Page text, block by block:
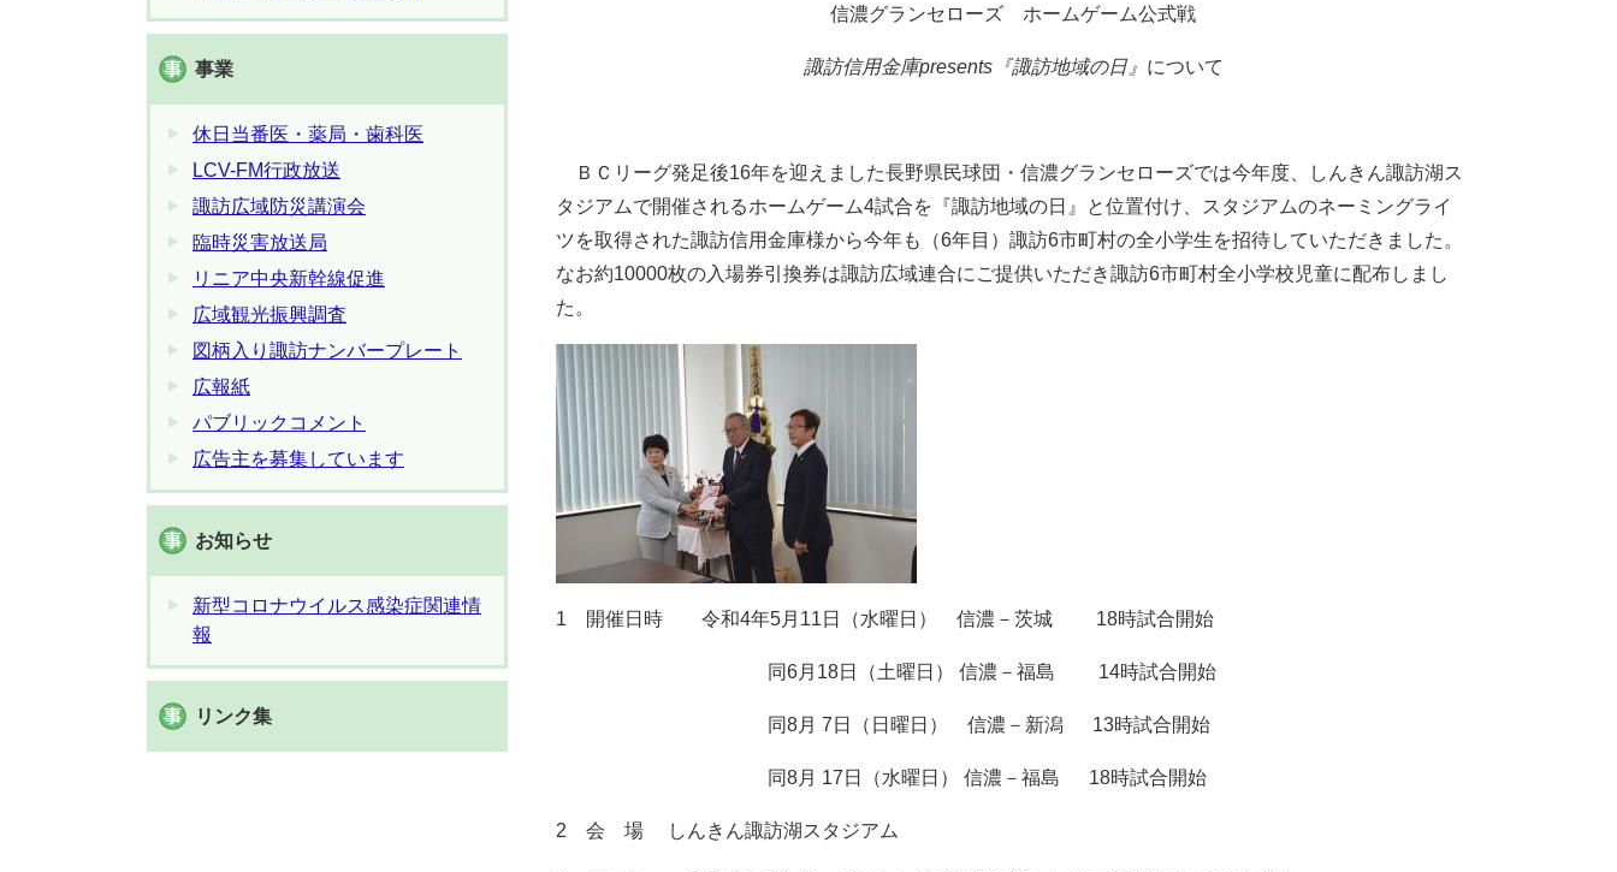
信濃グランセローズ ホームゲーム公式戦
諏訪信用金庫presents『諏訪地域の日』 について
ＢＣリーグ発足後16年を迎えました長野県民球団・信濃グランセローズでは今年度、しんきん諏訪湖ス
タジアムで開催されるホームゲーム4試合を『諏訪地域の日』と位置付け、スタジアムのネーミングライ
ツを取得された諏訪信用金庫様から今年も（6年目）諏訪6市町村の全小学生を招待していただきました。
なお約10000枚の入場券引換券は諏訪広域連合にご提供いただき諏訪6市町村全小学校児童に配布しまし
た。
1 開催日時 令和4年5月11日（水曜日） 信濃－茨城 18時試合開始
同6月18日（土曜日） 信濃－福島 14時試合開始
同8月 7日（日曜日） 信濃－新潟 13時試合開始
同8月 17日（水曜日） 信濃－福島 18時試合開始
2 会 場 しんきん諏訪湖スタジアム
事業
休日当番医・薬局・歯科医
LCV-FM行政放送
諏訪広域防災講演会
臨時災害放送局
リニア中央新幹線促進
広域観光振興調査
図柄入り諏訪ナンバープレート
広報紙
パブリックコメント
広告主を募集しています
お知らせ
新型コロナウイルス感染症関連情
報
リンク集